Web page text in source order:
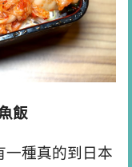
飯
一種真的到日本